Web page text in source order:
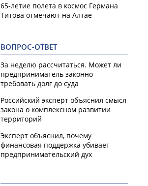
65-летие полета в космос Германа
Титова отмечают на Алтае
ВОПРОС-ОТВЕТ
За неделю рассчитаться. Может ли
предприниматель законно
требовать долг до суда
Российский эксперт объяснил смысл
закона о комплексном развитии
территорий
Эксперт объяснил, почему
финансовая поддержка убивает
предпринимательский дух